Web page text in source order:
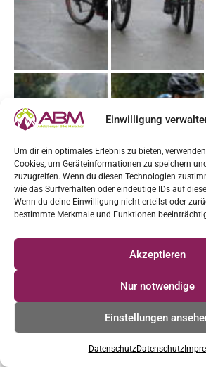
Einwilligung
Um dir ein optimales Erlebnis zu bieten,
Cookies, um Geräteinformationen zu speichern
zuzugreifen. Wenn du diesen Technologien
wie das Surfverhalten oder eindeutige IDs auf
Wenn du deine Einwilligung nicht erteilst oder
bestimmte Merkmale und Funktionen
Akzeptieren
Nur notwendige
Einstellungen
DatenschutzDatenschutz